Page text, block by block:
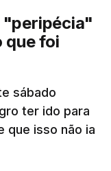
"peripécia"
que foi
sábado
ter ido para
que isso não ia